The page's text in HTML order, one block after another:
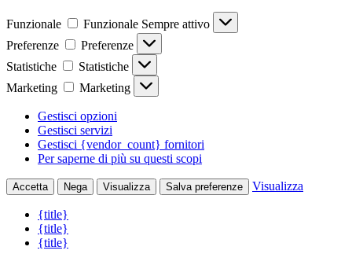
Funzionale Funzionale Sempre attivo
Preferenze
Preferenze
Statistiche
Statistiche
Marketing
Marketing
Gestisci opzioni
Gestisci servizi
Gestisci {vendor_count} fornitori
Per saperne di più su questi scopi
Accetta Nega Visualizza Salva preferenze Visualizza
{title}
{title}
{title}